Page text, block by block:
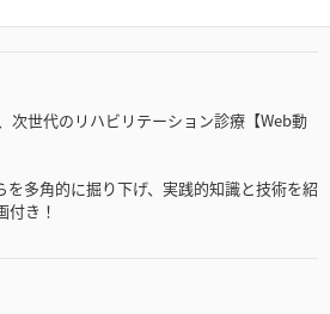
次世代のリハビリテーション診療【Web動
多角的に掘り下げ、実践的知識と技術を紹
付き！